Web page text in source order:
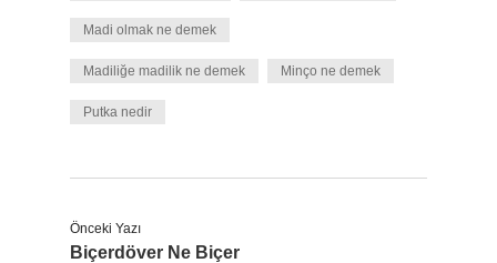
Madi olmak ne demek
Madiliğe madilik ne demek Minço ne demek
Putka nedir
Önceki Yazı
Biçerdöver Ne Biçer